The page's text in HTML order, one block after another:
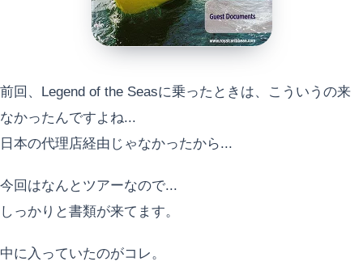
前回、Legend of the Seasに乗ったときは、こういうの来
なかったんですよね...
日本の代理店経由じゃなかったから...
今回はなんとツアーなので...
しっかりと書類が来てます。
中に入っていたのがコレ。